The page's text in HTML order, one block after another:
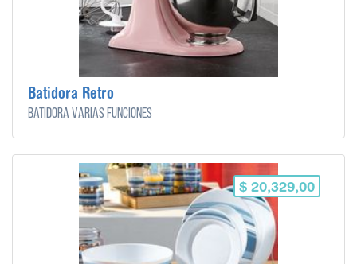
Batidora Retro
Batidora varias funciones
$ 20,329,00